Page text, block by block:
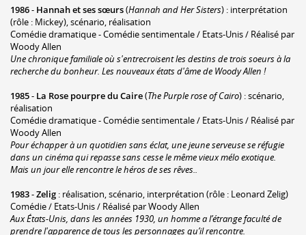
1986- Hannah et ses sœurs(Hannah and Her Sisters) : interprétation
(rôle : Mickey), scénario, réalisation
Comédie dramatique - Comédie sentimentale / Etats-Unis / Réalisé par
Woody Allen
Une chronique familiale où s'entrecroisent les destins de trois soeurs à la
recherche du bonheur. Les nouveaux états d'âme de Woody Allen !
1985- La Rose pourpre du Caire(The Purple rose of Cairo) : scénario,
réalisation
Comédie dramatique - Comédie sentimentale / Etats-Unis / Réalisé par
Woody Allen
Pour échapper à un quotidien sans éclat, une jeune serveuse se réfugie
dans un cinéma qui repasse sans cesse le même vieux mélo exotique.
Mais un jour elle rencontre le héros de ses rêves..
1983-Zelig : réalisation, scénario, interprétation (rôle : Leonard Zelig)
Comédie / Etats-Unis / Réalisé par Woody Allen
Aux États-Unis, dans les années 1930, un homme a l’étrange faculté de
prendre l'apparence de tous les personnages qu’il rencontre.